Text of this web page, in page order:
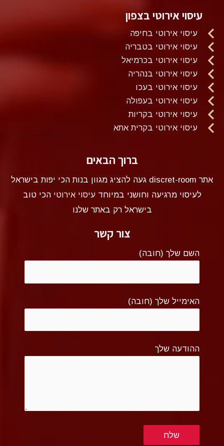
עיסוי אירוטי בצפון
עיסוי אירוטי בחיפה
עיסוי אירוטי בטבריה
עיסוי אירוטי בכרמיאל
עיסוי אירוטי בנהריה
עיסוי אירוטי בעכו
עיסוי אירוטי בעפולה
עיסוי אירוטי בקריות
עיסוי אירוטי בקרית אתא
ברוך הבאים
אתר discret-room געה להציג מגוון בנות הכי יפות בישראל
לעיסוי מרגיעה וחושני במיוחדעיסוי אירוטי הכי טוב
בישראל רק באתר שלנו
צור קשר
השם שלך (חובה)
האימייל שלך (חובה)
ההודעה שלך